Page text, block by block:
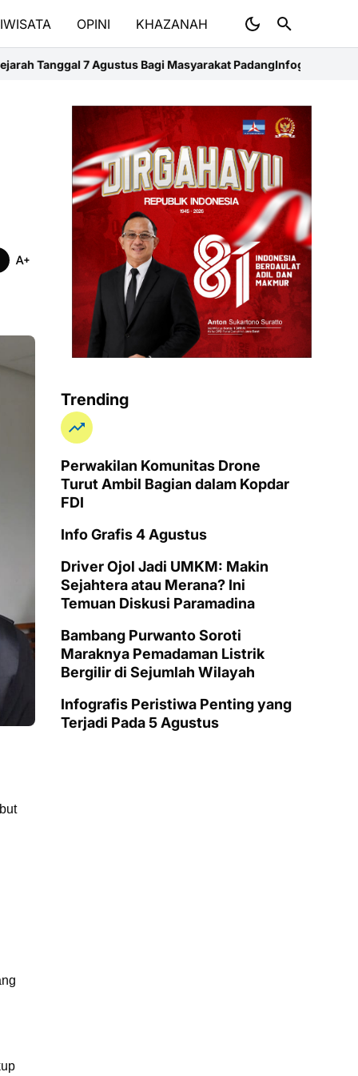
OPINI KHAZANAH
Bagi Masyarakat PadangInfografis Peristiwa di Tanggal 7
Trending
Perwakilan Komunitas Drone
Turut Ambil Bagian dalam Kopdar
FDI
Info Grafis 4 Agustus
Driver Ojol Jadi UMKM: Makin
Sejahtera atau Merana? Ini
Temuan Diskusi Paramadina
Bambang Purwanto Soroti
Maraknya Pemadaman Listrik
Bergilir di Sejumlah Wilayah
Infografis Peristiwa Penting yang
Terjadi Pada 5 Agustus